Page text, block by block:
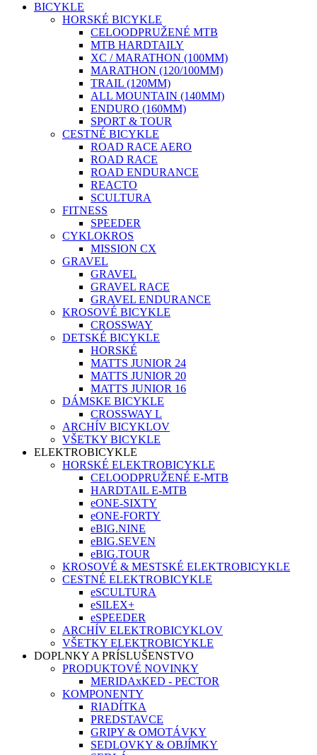
BICYKLE
HORSKÉ BICYKLE
CELOODPRUŽENÉ MTB
MTB HARDTAILY
XC / MARATHON (100MM)
MARATHON (120/100MM)
TRAIL (120MM)
ALL MOUNTAIN (140MM)
ENDURO (160MM)
SPORT & TOUR
CESTNÉ BICYKLE
ROAD RACE AERO
ROAD RACE
ROAD ENDURANCE
REACTO
SCULTURA
FITNESS
SPEEDER
CYKLOKROS
MISSION CX
GRAVEL
GRAVEL
GRAVEL RACE
GRAVEL ENDURANCE
KROSOVÉ BICYKLE
CROSSWAY
DETSKÉ BICYKLE
HORSKÉ
MATTS JUNIOR 24
MATTS JUNIOR 20
MATTS JUNIOR 16
DÁMSKE BICYKLE
CROSSWAY L
ARCHÍV BICYKLOV
VŠETKY BICYKLE
ELEKTROBICYKLE
HORSKÉ ELEKTROBICYKLE
CELOODPRUŽENÉ E-MTB
HARDTAIL E-MTB
eONE-SIXTY
eONE-FORTY
eBIG.NINE
eBIG.SEVEN
eBIG.TOUR
KROSOVÉ & MESTSKÉ ELEKTROBICYKLE
CESTNÉ ELEKTROBICYKLE
eSCULTURA
eSILEX+
eSPEEDER
ARCHÍV ELEKTROBICYKLOV
VŠETKY ELEKTROBICYKLE
DOPLNKY A PRÍSLUŠENSTVO
PRODUKTOVÉ NOVINKY
MERIDAxKED - PECTOR
KOMPONENTY
RIADÍTKA
PREDSTAVCE
GRIPY & OMOTÁVKY
SEDLOVKY & OBJÍMKY